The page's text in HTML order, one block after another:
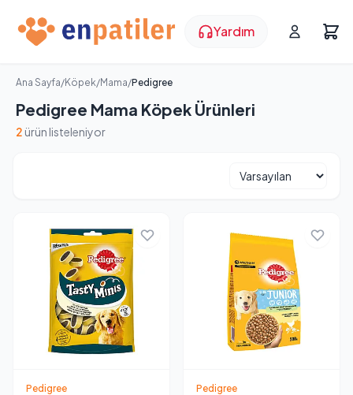
Yardım
Ana Sayfa/Köpek/Mama/Pedigree
Pedigree Mama Köpek Ürünleri
2 ürün listeleniyor
Pedigree Pedigree